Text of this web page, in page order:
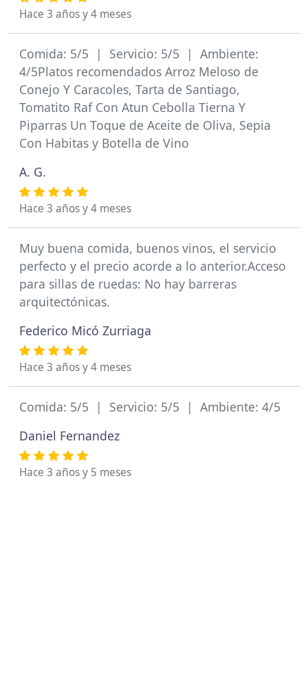
Hace 3 años y 4 meses
Comida: 5/5 | Servicio: 5/5 | Ambiente:
4/5Platos recomendados Arroz Meloso de
Conejo Y Caracoles, Tarta de Santiago,
Tomatito Raf Con Atun Cebolla Tierna Y
Piparras Un Toque de Aceite de Oliva, Sepia
Con Habitas y Botella de Vino
A. G.
Hace 3 años y 4 meses
Muy buena comida, buenos vinos, el servicio
perfecto y el precio acorde a lo anterior.Acceso
para sillas de ruedas: No hay barreras
arquitectónicas.
Federico Micó Zurriaga
Hace 3 años y 4 meses
Comida: 5/5 | Servicio: 5/5 | Ambiente: 4/5
Daniel Fernandez
Hace 3 años y 5 meses